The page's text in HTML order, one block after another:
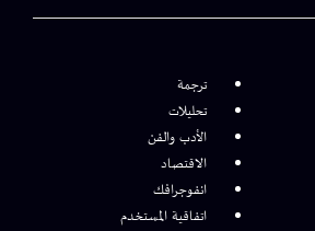
ترجمة
تحليلات
الأدب والفن
الاقتصاد
انفوجرافك
اتفاقية المستخدم